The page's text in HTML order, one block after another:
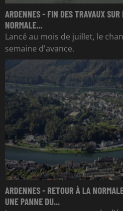
ARDENNES - FIN DES TRAVAUX
NORMALE...
Lancé au mois de juillet, le
semaine d'avance.
ARDENNES - RETOUR À LA
UNE PANNE DU...